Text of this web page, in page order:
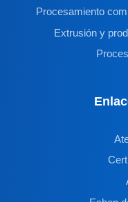
Procesamiento
Extrusión y